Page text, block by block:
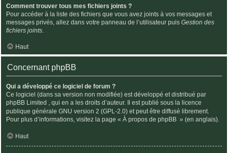
Comment trouver tous mes fichiers joints ?
Pour accéder à la liste des fichiers que vous avez joints à vos messages et
messages privés, allez dans votre panneau de l’utilisateur puis Gestion des
fichiers joints.
Haut
Concernant phpBB
Qui a développé ce logiciel de forum ?
Ce logiciel (dans sa version non modifiée) est développé et distribué par
phpBB Limited , qui en a les droits d’auteur. Il est publié sous la licence
publique générale GNU version 2 (GPL-2.0) et peut être diffusé librement.
Pour plus d’informations, visitez la page « À propos de phpBB » (en anglais).
Haut